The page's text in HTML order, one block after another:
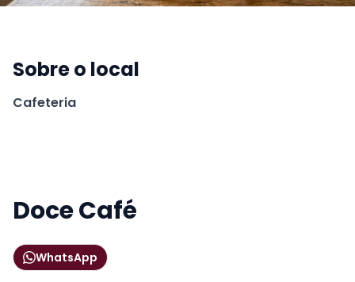
Sobre o local
Cafeteria
Doce Café
WhatsApp